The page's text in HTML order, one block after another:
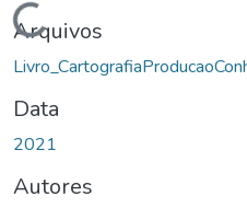
Carregando...
Arquivos
Data
2021
Autores